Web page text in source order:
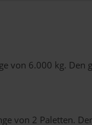
von 6.000 kg. Den
von 2 Paletten.